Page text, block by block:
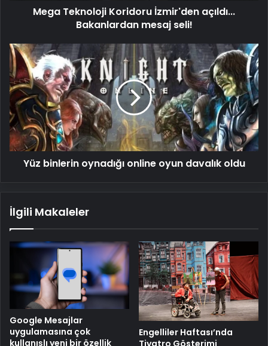
Mega Teknoloji Koridoru İzmir'den açıldı...
Bakanlardan mesaj seli!
Yüz
binlerin
oynadığı
online
oyun
davalık
oldu
Yüz binlerin oynadığı online oyun davalık oldu
İlgili Makaleler
Google Mesajlar
uygulamasına çok
kullanışlı yeni bir özellik
Engelliler Haftası’nda